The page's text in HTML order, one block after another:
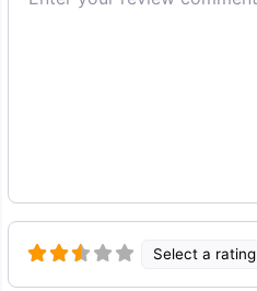
Select a rating